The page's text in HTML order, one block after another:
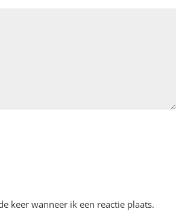
keer wanneer ik een reactie plaats.